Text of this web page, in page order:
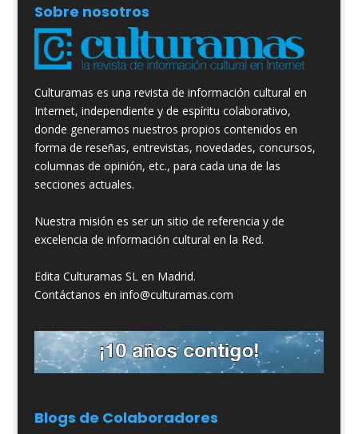
Sobre nosotros
Culturamas es una revista de información cultural en
Internet, independiente y de espíritu colaborativo,
donde generamos nuestros propios contenidos en
forma de reseñas, entrevistas, novedades, concursos,
columnas de opinión, etc., para cada una de las
secciones actuales.
Nuestra misión es ser un sitio de referencia y de
excelencia de información cultural en la Red.
Edita Culturamas SL en Madrid.
Contáctanos en info@culturamas.com
Blogs de Colaboradores